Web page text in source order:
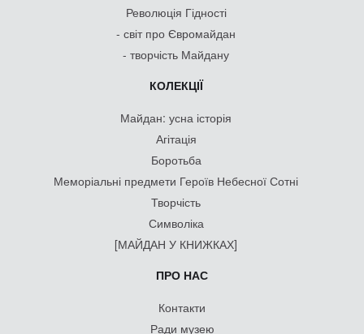
Революція Гідності
- світ про Євромайдан
- творчість Майдану
КОЛЕКЦІЇ
Майдан: усна історія
Агітація
Боротьба
Меморіальні предмети Героїв Небесної Сотні
Творчість
Символіка
[МАЙДАН У КНИЖКАХ]
ПРО НАС
Контакти
Ради музею